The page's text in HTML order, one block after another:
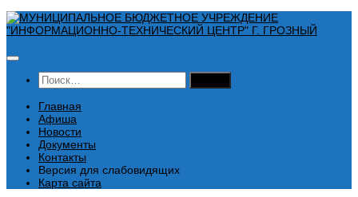
Перейти
к
Найти:
Главная
Афиша
Новости
Документы
Контакты
Версия для слабовидящих
Карта сайта